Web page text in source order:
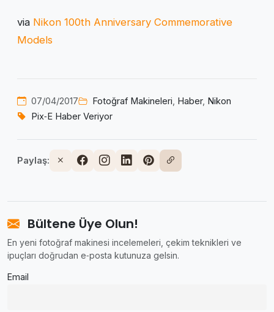
via Nikon 100th Anniversary Commemorative
Models
07/04/2017 Fotoğraf Makineleri, Haber, Nikon
Pix‑E Haber Veriyor
Paylaş:
Bültene Üye Olun!
En yeni fotoğraf makinesi incelemeleri, çekim teknikleri ve
ipuçları doğrudan e‑posta kutunuza gelsin.
Email